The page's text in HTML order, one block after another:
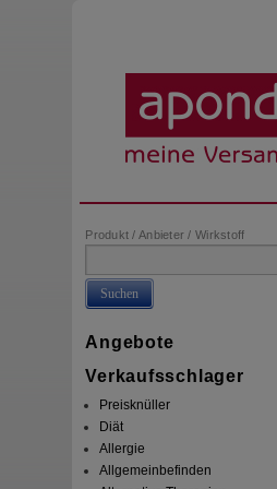
Produkt / Anbieter / Wirkstoff
Suchen
Angebote
Verkaufsschlager
Preisknüller
Diät
Allergie
Allgemeinbefinden